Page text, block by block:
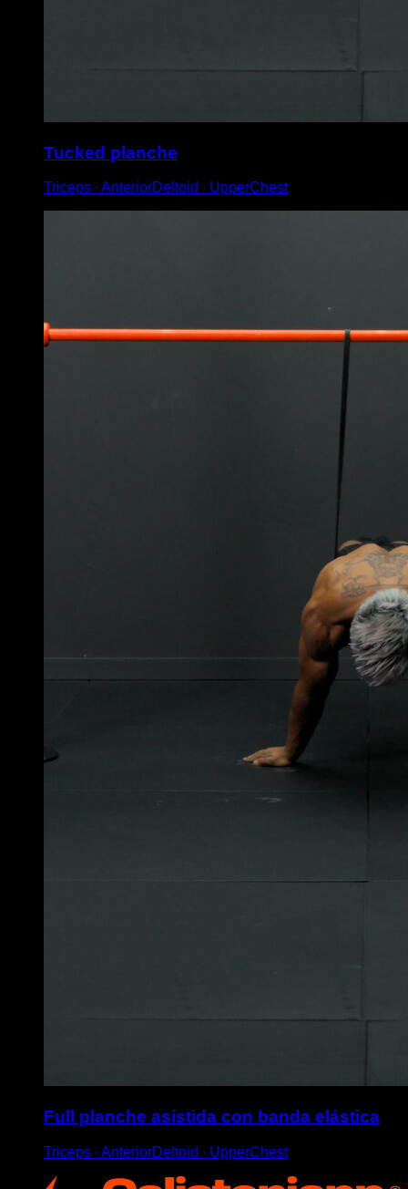
Tucked planche
Triceps ∙ AnteriorDeltoid ∙ UpperChest
Full planche asistida con banda elástica
Triceps ∙ AnteriorDeltoid ∙ UpperChest